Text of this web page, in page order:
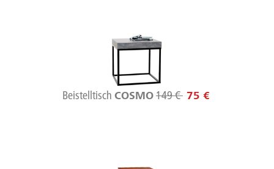
Beistelltisch COSMO149 € 75 €